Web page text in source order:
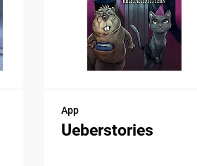
App
Ueberstories